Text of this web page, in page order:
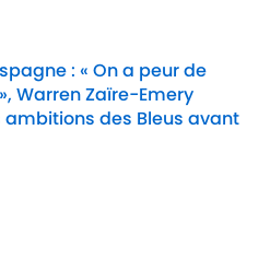
: « On a peur de
Warren Zaïre-Emery
ambitions des Bleus avant
Invalid Date